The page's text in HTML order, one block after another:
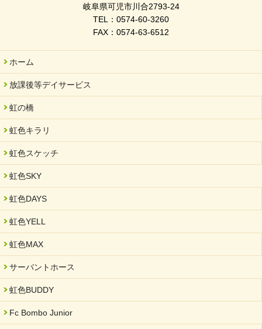
令和7年度 岐阜県スポーツ賞「FC Bombonera」
岐阜県「働いてもらい方改革」優良事例集に掲載されました
2025/06/10
未来会議 in 可児市 「斉藤まさゆき」
2025/05/07
2025年6月中旬 OPEN 放課後等デイサービス「Fc Bombo
2025/03/01
餅つき大会を開催しました
2025/01/31
「可児の企業魅力発見フェア」に出展しました
就労継続支援B型「エコボール」事業を始めました
2024/09/10
2024/08/26
岐阜県可児市川合2793-24
TEL：0574-60-3260
FAX：0574-63-6512
ホーム
放課後等デイサービス
虹の橋
虹色キラリ
虹色スケッチ
虹色SKY
虹色DAYS
虹色YELL
虹色MAX
サーバントホース
虹色BUDDY
Fc Bombo Junior